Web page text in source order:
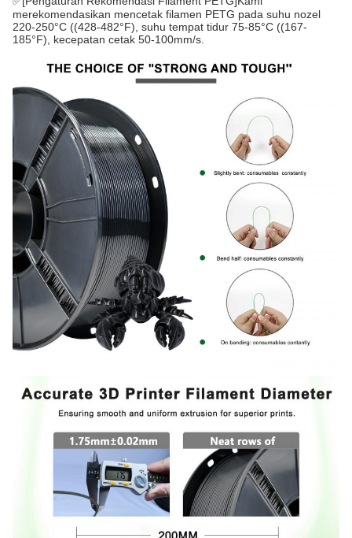
merekomendasikan mencetak filamen PETG pada suhu nozel
220-250°C ((428-482°F), suhu tempat tidur 75-85°C ((167-
185°F), kecepatan cetak 50-100mm/s.